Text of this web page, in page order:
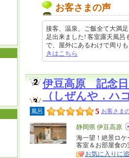
お客さまの声
接客、温泉、ご飯全て大満
足出来ました! 客室露天風呂
で、屋外にあるわけで周り
きはこちら
伊豆高原 記念
（しぜんや．ハ
風呂 5 お客さま
エ
リ
ア
静岡県 伊豆高原
特
徴
海一望！絶景ロ
客室＆お部屋食
お気に入りに